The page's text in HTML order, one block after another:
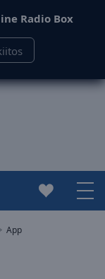
Radio Box
App